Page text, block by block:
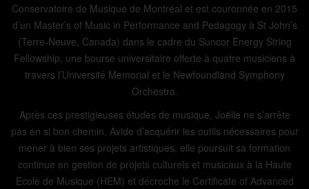
Conservatoire de Musique de Montréal et est couronnée en 2015
d’un Master’s of Music in Performance and Pedagogy à St John’s
(Terre-Neuve, Canada) dans le cadre du Suncor Energy String
Fellowship, une bourse universitaire offerte à quatre musiciens à
travers l’Université Memorial et le Newfoundland Symphony
Orchestra.
Après ces prestigieuses études de musique, Joëlle ne s’arrête
pas en si bon chemin. Avide d’acquérir les outils nécessaires pour
mener à bien ses projets artistiques, elle poursuit sa formation
continue en gestion de projets culturels et musicaux à la Haute
Ecole de Musique (HEM) et décroche le Certificate of Advanced